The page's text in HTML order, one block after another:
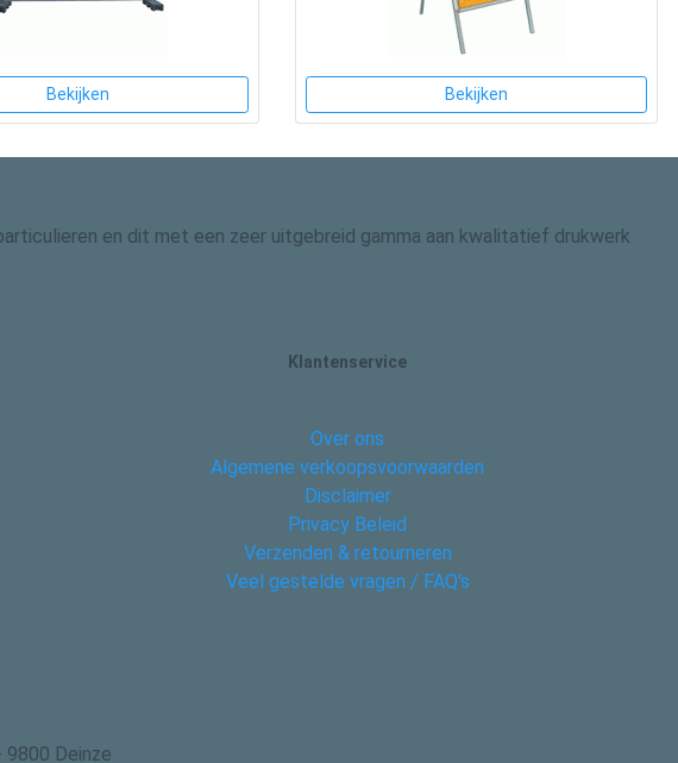
Bekijken Bekijken
en dit met een zeer uitgebreid gamma aan kwalitatief drukwerk
Klantenservice
Over ons
Algemene verkoopsvoorwaarden
Disclaimer
Privacy Beleid
Verzenden & retourneren
Veel gestelde vragen / FAQ's
9800 Deinze